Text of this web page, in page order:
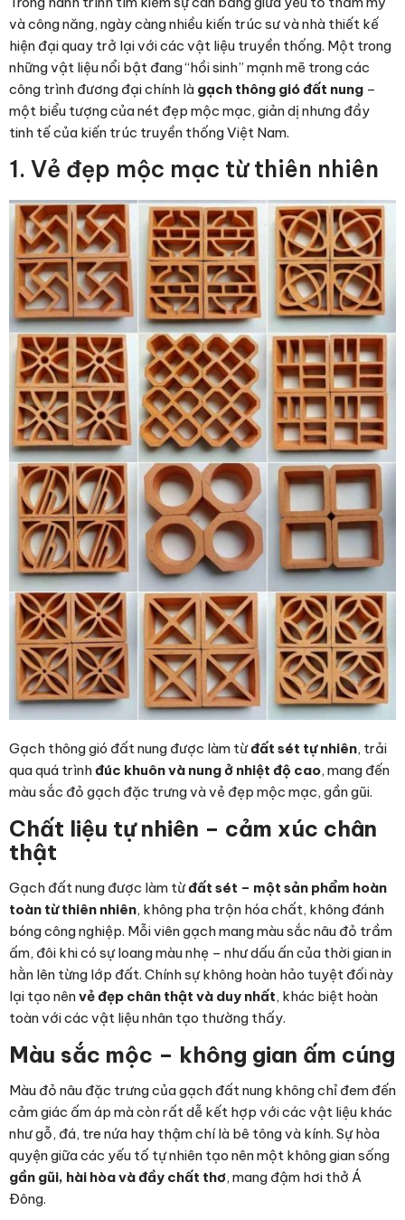
và công năng, ngày càng nhiều kiến trúc sư và nhà thiết kế
hiện đại quay trở lại với các vật liệu truyền thống. Một trong
những vật liệu nổi bật đang “hồi sinh” mạnh mẽ trong các
công trình đương đại chính là gạch thông gió đất nung –
một biểu tượng của nét đẹp mộc mạc, giản dị nhưng đầy
tinh tế của kiến trúc truyền thống Việt Nam.
1. Vẻ đẹp mộc mạc từ thiên nhiên
Gạch thông gió đất nung được làm từđất sét tự nhiên, trải
qua quá trìnhđúc khuôn và nung ở nhiệt độ cao, mang đến
màu sắc đỏ gạch đặc trưng và vẻ đẹp mộc mạc, gần gũi.
Chất liệu tự nhiên – cảm xúc chân
thật
Gạch đất nung được làm từđất sét – một sản phẩm hoàn
toàn từ thiên nhiên, không pha trộn hóa chất, không đánh
bóng công nghiệp. Mỗi viên gạch mang màu sắc nâu đỏ trầm
ấm, đôi khi có sự loang màu nhẹ – như dấu ấn của thời gian in
hằn lên từng lớp đất. Chính sự không hoàn hảo tuyệt đối này
lại tạo nênvẻ đẹp chân thật và duy nhất, khác biệt hoàn
toàn với các vật liệu nhân tạo thường thấy.
Màu sắc mộc – không gian ấm cúng
Màu đỏ nâu đặc trưng của gạch đất nung không chỉ đem đến
cảm giác ấm áp mà còn rất dễ kết hợp với các vật liệu khác
như gỗ, đá, tre nứa hay thậm chí là bê tông và kính. Sự hòa
quyện giữa các yếu tố tự nhiên tạo nên một không gian sống
gần gũi, hài hòa và đầy chất thơ, mang đậm hơi thở Á
Đông.